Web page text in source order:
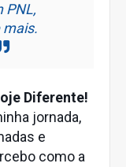
PNL,
mais.
Diferente!
jornada,
e
como a